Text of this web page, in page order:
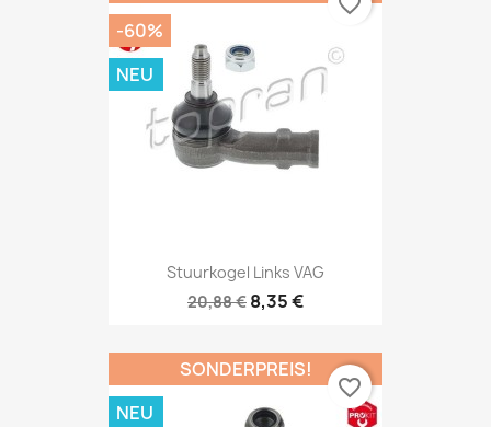
Stuurkogel Links VAG
20,88 € 8,35 €
-60%
NEU
SONDERPREIS!
NEU
favorite_border